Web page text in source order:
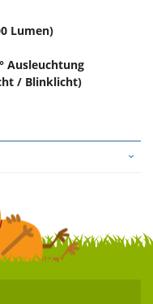
Lumen)
Ausleuchtung
/ Blinklicht)